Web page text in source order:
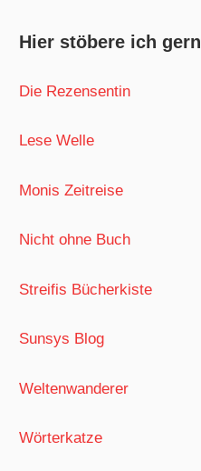
Hier stöbere ich gern
Die Rezensentin
Lese Welle
Monis Zeitreise
Nicht ohne Buch
Streifis Bücherkiste
Sunsys Blog
Weltenwanderer
Wörterkatze